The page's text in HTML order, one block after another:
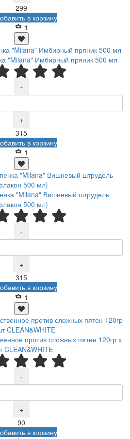
299
в корзину
1
"Milana" Имбирный пряник 500 мл
-
+
315Р
в корзину
1
"Milana" Вишневый штрудель
500 мл)
-
+
315Р
в корзину
1
против сложных пятен 120гр х
CLEAN&WHITE
-
+
90
в корзину